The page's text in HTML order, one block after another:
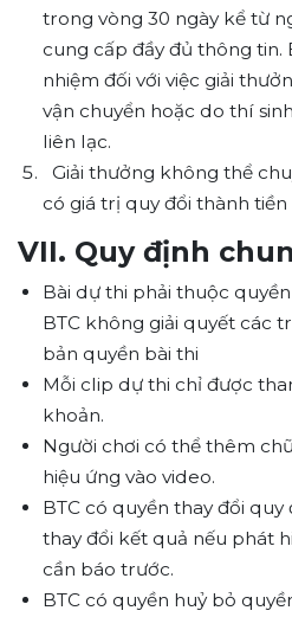
trong vòng 30 ngày kể từ
cung cấp đầy đủ thông tin.
nhiệm đối với việc giải
vận chuyển hoặc do thí
liên lạc.
Giải thưởng không thể
có giá trị quy đổi thành
VII. Quy định
Bài dự thi phải thuộc
BTC không giải quyết các
bản quyền bài thi
Mỗi clip dự thi chỉ được
khoản.
Người chơi có thể thêm
hiệu ứng vào video.
BTC có quyền thay đổi
thay đổi kết quả nếu phát
cần báo trước.
BTC có quyền huỷ bỏ